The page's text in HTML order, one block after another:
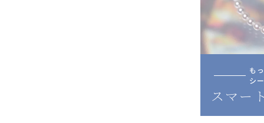
も
シ
スマー